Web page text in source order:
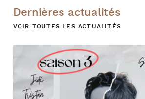
Dernières actualités
VOIR TOUTES LES ACTUALITÉS